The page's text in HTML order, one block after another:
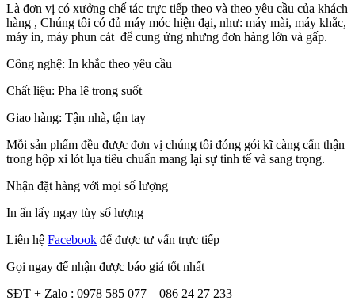
Là đơn vị có xưởng chế tác trực tiếp theo và theo yêu cầu của khách
hàng , Chúng tôi có đủ máy móc hiện đại, như: máy mài, máy khắc,
máy in, máy phun cát để cung ứng nhưng đơn hàng lớn và gấp.
Công nghệ: In khắc theo yêu cầu
Chất liệu: Pha lê trong suốt
Giao hàng: Tận nhà, tận tay
Mỗi sản phẩm đều được đơn vị chúng tôi đóng gói kĩ càng cẩn thận
trong hộp xi lót lụa tiêu chuẩn mang lại sự tinh tế và sang trọng.
Nhận đặt hàng với mọi số lượng
In ấn lấy ngay tùy số lượng
Liên hệ Facebook để được tư vấn trực tiếp
Gọi ngay để nhận được báo giá tốt nhất
SĐT + Zalo : 0978 585 077 – 086 24 27 233